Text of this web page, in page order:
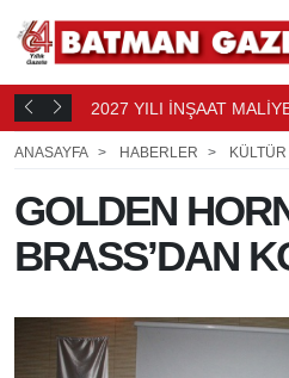
9 SAAT 2027 YILI İNŞAAT
ANASAYFA HABERLER KÜLTÜR
GOLDEN
BRASS’DAN